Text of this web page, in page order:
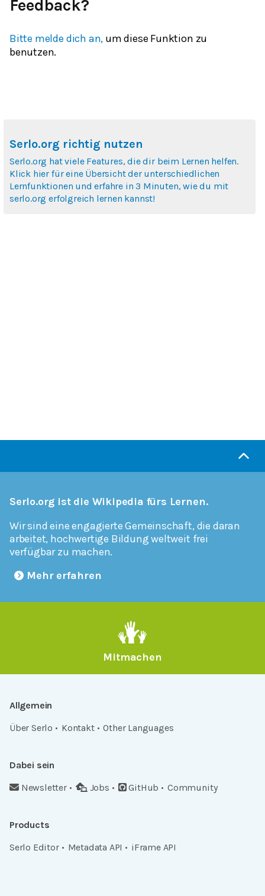
Feedback?
Bitte melde dich an, um diese Funktion zu
benutzen.
Serlo.org richtig nutzen
Serlo.org hat viele Features, die dir beim Lernen helfen.
Klick hier für eine Übersicht der unterschiedlichen
Lernfunktionen und erfahre in 3 Minuten, wie du mit
serlo.org erfolgreich lernen kannst!
Serlo.org ist die Wikipedia fürs Lernen.
Wir sind eine engagierte Gemeinschaft, die daran
arbeitet, hochwertige Bildung weltweit frei
verfügbar zu machen.
Mehr erfahren
Mitmachen
Allgemein
Über Serlo
Kontakt Other Languages
Dabei sein
Newsletter
Jobs GitHub Community
Products
Serlo Editor
Metadata API iFrame API